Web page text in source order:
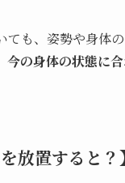
も、姿勢や身体
今の身体の状態に
放置すると？】